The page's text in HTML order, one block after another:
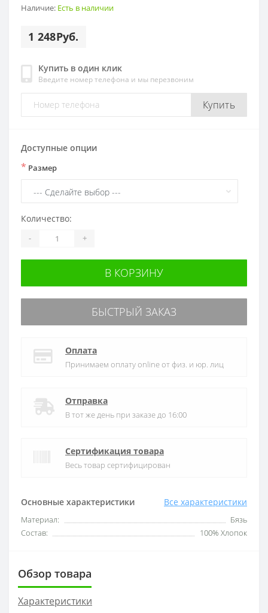
Наличие: Есть в наличии
1 248Руб.
Купить в один клик
Введите номер телефона и мы перезвоним
Купить
Основные характеристики Все характеристики
Материал:
Бязь
Состав:
100% Хлопок
Доступные опции
* Размер
Количество:
- +
В КОРЗИНУ
БЫСТРЫЙ ЗАКАЗ
Оплата
Принимаем оплату online от физ. и юр. лиц
Отправка
В тот же день при заказе до 16:00
Сертификация товара
Весь товар сертифицирован
Обзор товара
Характеристики